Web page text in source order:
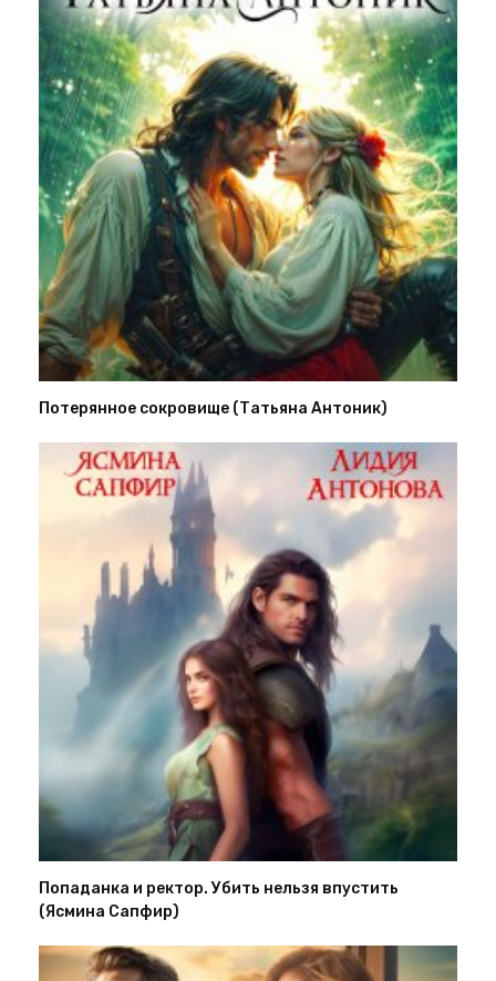
Потерянное сокровище (Татьяна Антоник)
Попаданка и ректор. Убить нельзя впустить
(Ясмина Сапфир)